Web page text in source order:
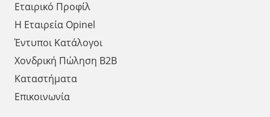
Εταιρικό Προφίλ
Η Εταιρεία Opinel
Έντυποι Κατάλογοι
Χονδρική Πώληση Β2Β
Καταστήματα
Επικοινωνία